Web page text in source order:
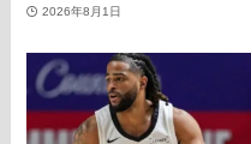
2026年8月1日